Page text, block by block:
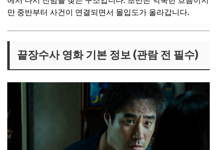
만 중반부터 사건이 연결되면서 몰입도가 올라갑니다.
끝장수사 영화 기본 정보 (관람 전 필수)